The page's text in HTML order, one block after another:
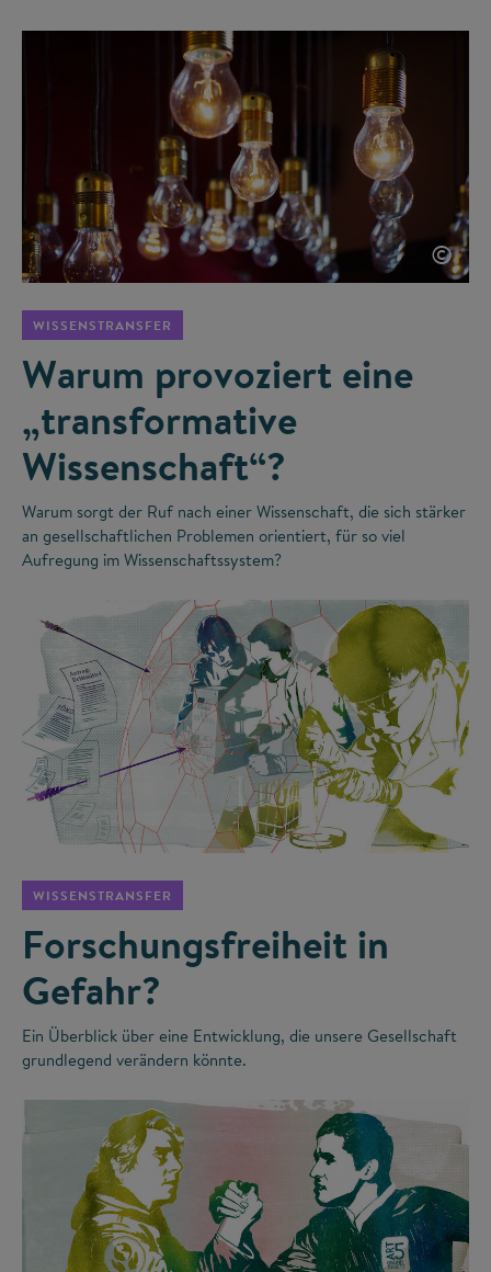
©
WISSENSTRANSFER
Warum provoziert eine
„transformative
Wissenschaft“?
Warum sorgt der Ruf nach einer Wissenschaft, die sich stärker
an gesellschaftlichen Problemen orientiert, für so viel
Aufregung im Wissenschaftssystem?
©
WISSENSTRANSFER
Forschungsfreiheit in
Gefahr?
Ein Überblick über eine Entwicklung, die unsere Gesellschaft
grundlegend verändern könnte.